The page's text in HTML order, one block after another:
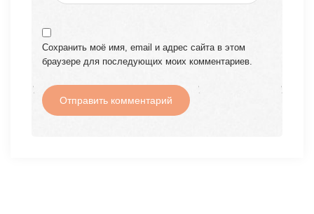
Сохранить моё имя, email и адрес сайта в этом
браузере для последующих моих комментариев.